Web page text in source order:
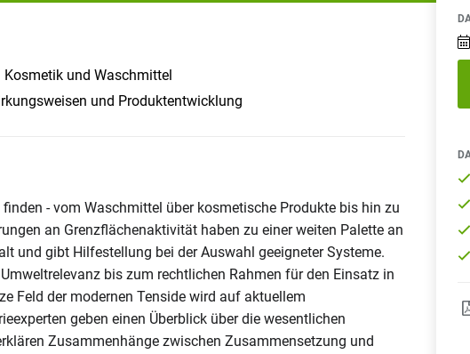
Kosmetik und Waschmittel
und Produktentwicklung
- vom Waschmittel über kosmetische Produkte bis hin zu
an Grenzflächenaktivität haben zu einer weiten Palette an
und gibt Hilfestellung bei der Auswahl geeigneter Systeme.
bis zum rechtlichen Rahmen für den Einsatz in
Feld der modernen Tenside wird auf aktuellem
geben einen Überblick über die wesentlichen
Zusammenhänge zwischen Zusammensetzung und